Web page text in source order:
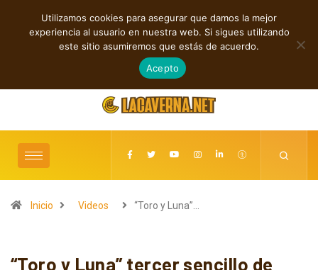
TENDENCIAS
Cuatro
agosto 6, 2026
Inicio Videos “Toro y Luna”…
“Toro y Luna” tercer sencillo de
Utilizamos cookies para asegurar que damos la mejor
experiencia al usuario en nuestra web. Si sigues utilizando
este sitio asumiremos que estás de acuerdo.
Acepto